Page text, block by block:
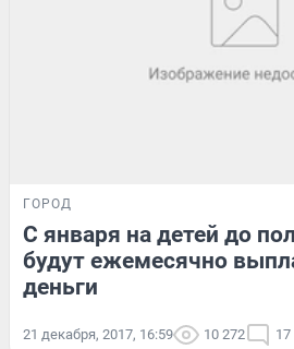
ГОРОД
С января на детей до
будут ежемесячно
деньги
21 декабря, 2017, 16:59 10 272 17